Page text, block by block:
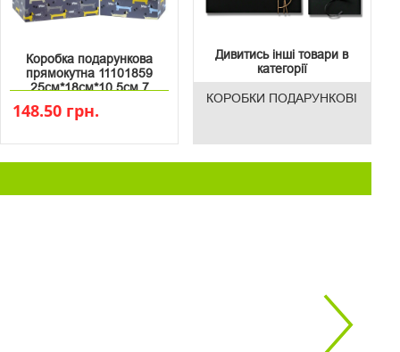
Коробка подарункова
прямокутна 11101859
25см*18см*10.5см 7
148.50 грн.
Дивитись інші товари в
категорії
КОРОБКИ ПОДАРУНКОВІ